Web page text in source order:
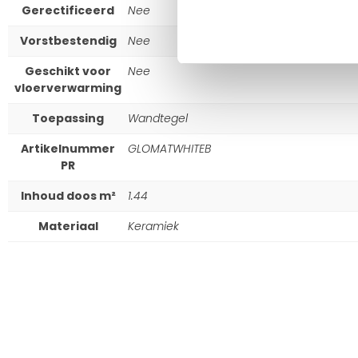
Gerectificeerd
Nee
Vorstbestendig
Nee
Geschikt voor
vloerverwarming
Nee
Toepassing
Wandtegel
Artikelnummer
PR
GLOMATWHITEB
Inhoud doos m²
1.44
Materiaal
Keramiek